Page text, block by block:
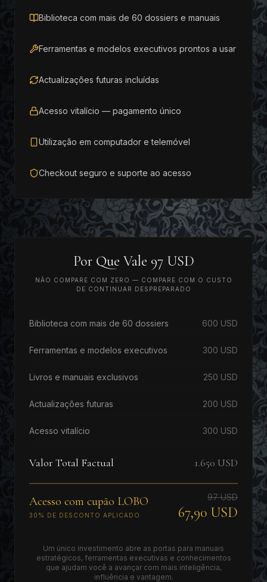
Biblioteca com mais de 60 dossiers e manuais
Ferramentas e modelos executivos prontos a usar
Actualizações futuras incluídas
Acesso vitalício — pagamento único
Utilização em computador e telemóvel
Checkout seguro e suporte ao acesso
Por Que Vale 97 USD
NÃO COMPARE COM ZERO — COMPARE COM O CUSTO
DE CONTINUAR DESPREPARADO
Biblioteca com mais de 60 dossiers 600 USD
Ferramentas e modelos executivos 300 USD
Livros e manuais exclusivos 250 USD
Actualizações futuras 200 USD
Acesso vitalício 300 USD
Valor Total Factual 1.650 USD
Acesso com cupão LOBO
30% DE DESCONTO APLICADO
97 USD
67,90 USD
Um único investimento abre as portas para manuais
estratégicos, ferramentas executivas e conhecimentos
que ajudam você a avançar com mais inteligência,
influência e vantagem.